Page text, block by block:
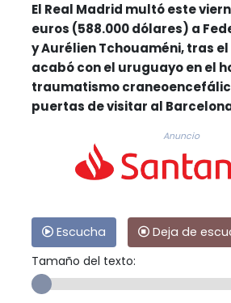
El Real Madrid multó este
euros (588.000 dólares) a
y Aurélien Tchouaméni, tras
acabó con el uruguayo en el
traumatismo
puertas de visitar al
Anuncio
Escucha
Deja de
Tamaño del texto: